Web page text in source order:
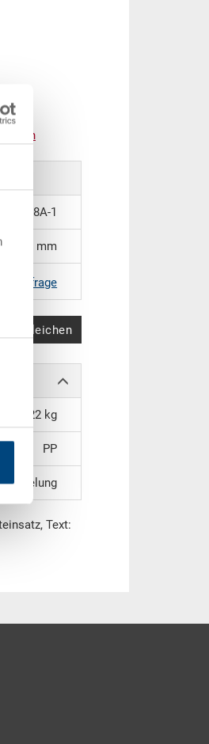
53-1208A-1
x 37 mm
Anfrage
vergleichen
4,22 kg
PP
Text: